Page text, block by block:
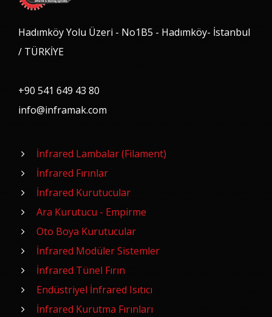
Hadımköy Yolu Üzeri - No1B5 - Hadımköy- İstanbul
/ TÜRKİYE
+90 541 649 43 80
info@inframak.com
İnfrared Lambalar (Filament)
İnfrared Fırınlar
İnfrared Kurutucular
Ara Kurutucu - Empirme
Oto Boya Kurutucular
İnfrared Modüler Sistemler
İnfrared Tünel Fırın
Endüstriyel İnfrared Isıtıcı
İnfrared Kurutma Fırınları